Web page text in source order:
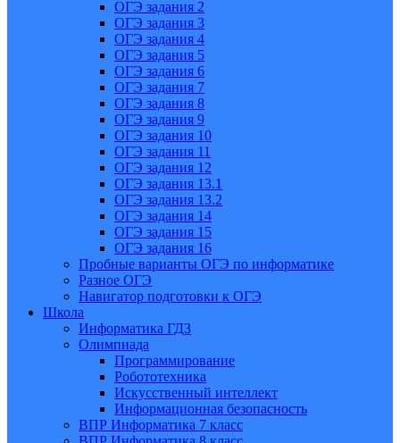
ОГЭ задания 2
ОГЭ задания 3
ОГЭ задания 4
ОГЭ задания 5
ОГЭ задания 6
ОГЭ задания 7
ОГЭ задания 8
ОГЭ задания 9
ОГЭ задания 10
ОГЭ задания 11
ОГЭ задания 12
ОГЭ задания 13.1
ОГЭ задания 13.2
ОГЭ задания 14
ОГЭ задания 15
ОГЭ задания 16
Пробные варианты ОГЭ по информатике
Разное ОГЭ
Навигатор подготовки к ОГЭ
Школа
Информатика ГДЗ
Олимпиада
Программирование
Робототехника
Искусственный интеллект
Информационная безопасность
ВПР Информатика 7 класс